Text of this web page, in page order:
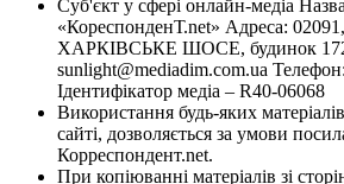
Суб'єкт у сфері онлайн-медіа
«КореспонденТ.net» Адреса:
ХАРКІВСЬКЕ ШОСЕ, будинок
sunlight@mediadim.com.ua
Ідентифікатор медіа – R40-06068
Використання будь-яких
сайті, дозволяється за умови
Корреспондент.net.
При копіюванні матеріалів зі